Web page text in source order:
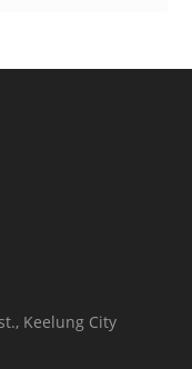
Keelung City